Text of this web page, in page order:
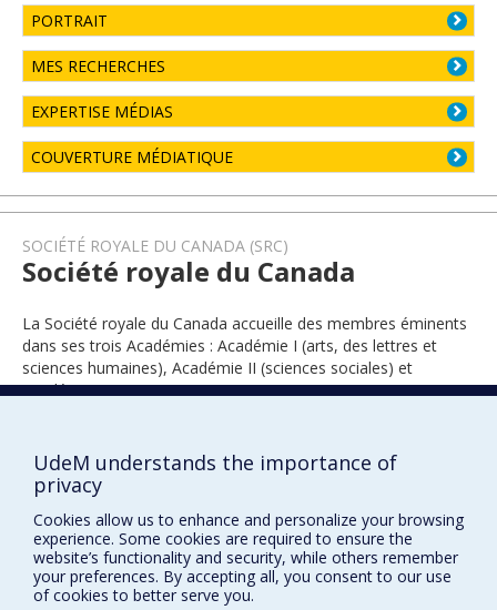
PORTRAIT
MES RECHERCHES
EXPERTISE MÉDIAS
COUVERTURE MÉDIATIQUE
SOCIÉTÉ ROYALE DU CANADA (SRC)
Société royale du Canada
La Société royale du Canada accueille des membres éminents
dans ses trois Académies : Académie I (arts, des lettres et
sciences humaines), Académie II (sciences sociales) et
Académie III (sciences).
UdeM understands the importance of
privacy
Cookies allow us to enhance and personalize your browsing
experience. Some cookies are required to ensure the
website’s functionality and security, while others remember
your preferences. By accepting all, you consent to our use
of cookies to better serve you.